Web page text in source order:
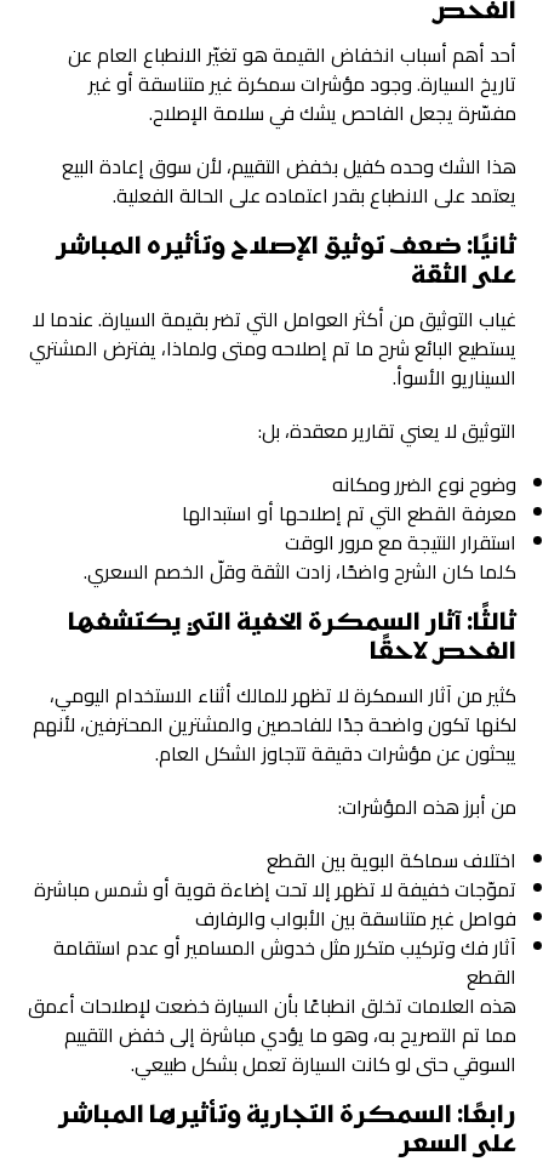
الفحص
أحد أهم أسباب انخفاض القيمة هو تغيّر الانطباع العام عن
تاريخ السيارة. وجود مؤشرات سمكرة غير متناسقة أو غير
مفسّرة يجعل الفاحص يشك في سلامة الإصلاح.
هذا الشك وحده كفيل بخفض التقييم، لأن سوق إعادة البيع
يعتمد على الانطباع بقدر اعتماده على الحالة الفعلية.
ثانيًا: ضعف توثيق الإصلاح وتأثيره المباشر
على الثقة
غياب التوثيق من أكثر العوامل التي تضر بقيمة السيارة. عندما لا
يستطيع البائع شرح ما تم إصلاحه ومتى ولماذا، يفترض المشتري
السيناريو الأسوأ.
التوثيق لا يعني تقارير معقدة، بل:
وضوح نوع الضرر ومكانه
معرفة القطع التي تم إصلاحها أو استبدالها
استقرار النتيجة مع مرور الوقت
كلما كان الشرح واضحًا، زادت الثقة وقلّ الخصم السعري.
ثالثًا: آثار السمكرة الخفية التي يكتشفها
الفحص لاحقًا
كثير من آثار السمكرة لا تظهر للمالك أثناء الاستخدام اليومي،
لكنها تكون واضحة جدًا للفاحصين والمشترين المحترفين، لأنهم
يبحثون عن مؤشرات دقيقة تتجاوز الشكل العام.
من أبرز هذه المؤشرات:
اختلاف سماكة البوية بين القطع
تموّجات خفيفة لا تظهر إلا تحت إضاءة قوية أو شمس مباشرة
فواصل غير متناسقة بين الأبواب والرفارف
آثار فك وتركيب متكرر مثل خدوش المسامير أو عدم استقامة
القطع
هذه العلامات تخلق انطباعًا بأن السيارة خضعت لإصلاحات أعمق
مما تم التصريح به، وهو ما يؤدي مباشرة إلى خفض التقييم
السوقي حتى لو كانت السيارة تعمل بشكل طبيعي.
رابعًا: السمكرة التجارية وتأثيرها المباشر
على السعر